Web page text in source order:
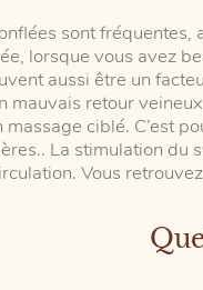
sont
lorsque vous avez
aussi être un
mauvais retour
ciblé. C’est
La stimulation du
Vous